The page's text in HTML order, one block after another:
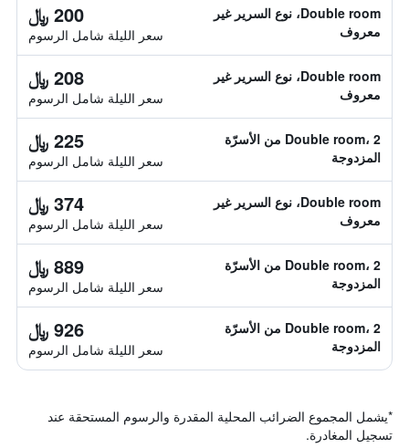
Double room، نوع السرير غير
معروف
200 ﷼
سعر الليلة شامل الرسوم
Double room، نوع السرير غير
معروف
208 ﷼
سعر الليلة شامل الرسوم
Double room، 2 من الأسرّة
المزدوجة
225 ﷼
سعر الليلة شامل الرسوم
Double room، نوع السرير غير
معروف
374 ﷼
سعر الليلة شامل الرسوم
Double room، 2 من الأسرّة
المزدوجة
889 ﷼
سعر الليلة شامل الرسوم
Double room، 2 من الأسرّة
المزدوجة
926 ﷼
سعر الليلة شامل الرسوم
*يشمل المجموع الضرائب المحلية المقدرة والرسوم المستحقة عند
تسجيل المغادرة.